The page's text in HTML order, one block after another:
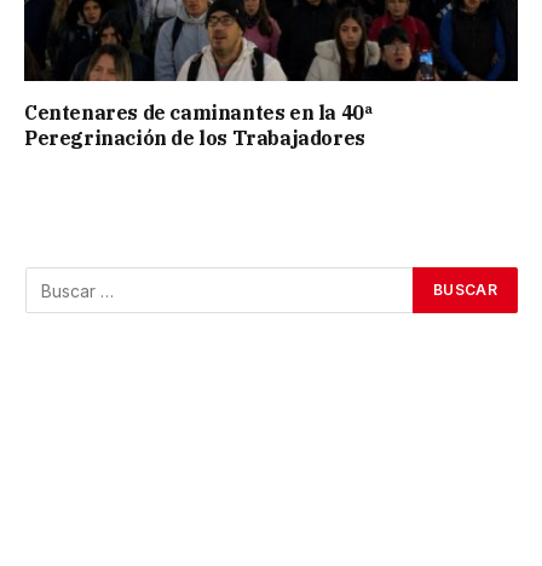
Centenares de caminantes en la 40ª
Peregrinación de los Trabajadores